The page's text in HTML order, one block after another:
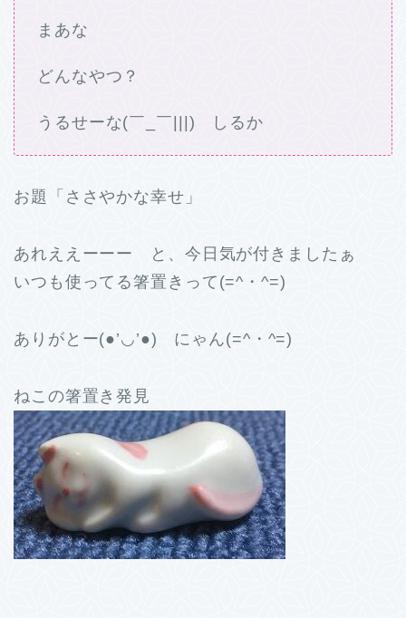
まあな
どんなやつ？
うるせーな(￣_￣|||) しるか
お題「ささやかな幸せ」
あれええーーー と、今日気が付きましたぁ
いつも使ってる箸置きって(=^・^=)
ありがとー(●’◡’●) にゃん(=^・^=)
ねこの箸置き発見